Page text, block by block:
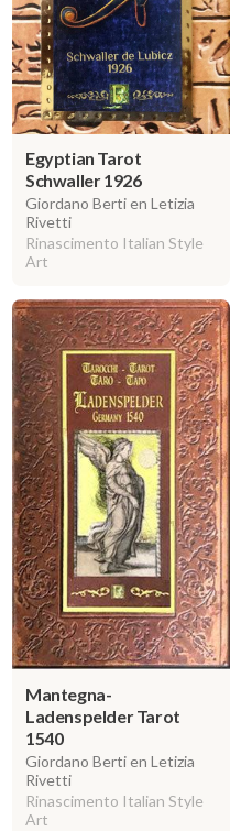
Egyptian Tarot
Schwaller 1926
Giordano Berti en Letizia
Rivetti
Rinascimento Italian Style
Art
Mantegna-
Ladenspelder Tarot
1540
Giordano Berti en Letizia
Rivetti
Rinascimento Italian Style
Art